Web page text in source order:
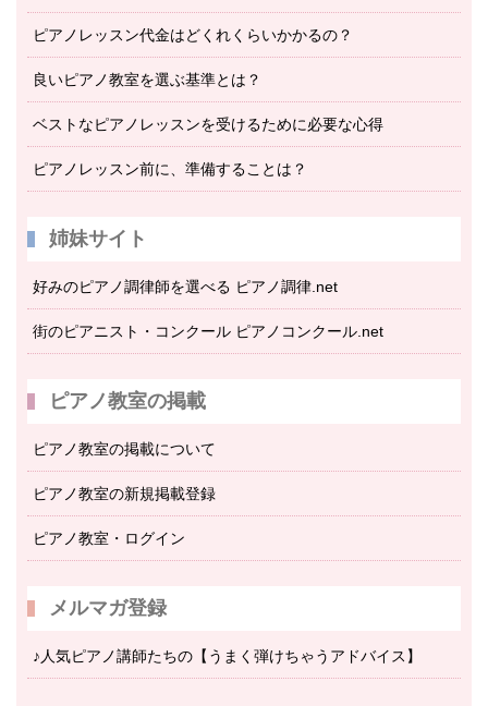
ピアノレッスン代金はどくれくらいかかるの？
良いピアノ教室を選ぶ基準とは？
ベストなピアノレッスンを受けるために必要な心得
ピアノレッスン前に、準備することは？
姉妹サイト
好みのピアノ調律師を選べる ピアノ調律.net
街のピアニスト・コンクール ピアノコンクール.net
ピアノ教室の掲載
ピアノ教室の掲載について
ピアノ教室の新規掲載登録
ピアノ教室・ログイン
メルマガ登録
♪人気ピアノ講師たちの【うまく弾けちゃうアドバイス】